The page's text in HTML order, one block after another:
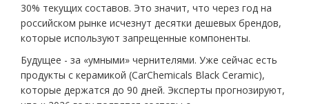
30% текущих составов. Это значит, что через год на
российском рынке исчезнут десятки дешевых брендов,
которые используют запрещенные компоненты.
Будущее - за «умными» чернителями. Уже сейчас есть
продукты с керамикой (CarChemicals Black Ceramic),
которые держатся до 90 дней. Эксперты прогнозируют,